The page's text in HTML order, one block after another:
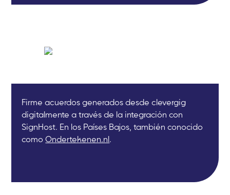
Firme acuerdos generados desde clevergig
digitalmente a través de la integración con
SignHost. En los Países Bajos, también conocido
comoOndertekenen.nl.